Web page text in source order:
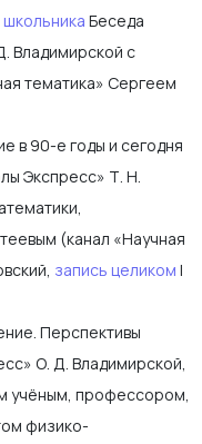
Беседа
Владимирской с
тематика» Сергеем
в 90-е годы и сегодня
Экспресс» Т. Н.
(канал «Научная
запись целиком |
Перспективы
О. Д. Владимирской,
учёным, профессором,
физико-